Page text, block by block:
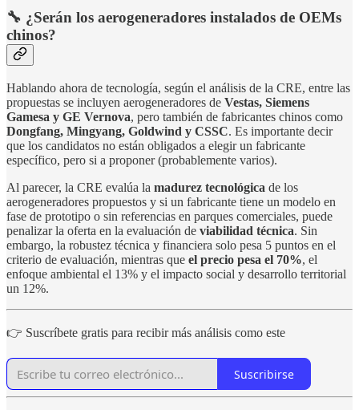
🔧 ¿Serán los aerogeneradores instalados de OEMs
chinos?
Hablando ahora de tecnología, según el análisis de la CRE, entre las
propuestas se incluyen aerogeneradores de Vestas, Siemens
Gamesa y GE Vernova, pero también de fabricantes chinos como
Dongfang, Mingyang, Goldwind y CSSC. Es importante decir
que los candidatos no están obligados a elegir un fabricante
específico, pero si a proponer (probablemente varios).
Al parecer, la CRE evalúa la madurez tecnológica de los
aerogeneradores propuestos y si un fabricante tiene un modelo en
fase de prototipo o sin referencias en parques comerciales, puede
penalizar la oferta en la evaluación de viabilidad técnica. Sin
embargo, la robustez técnica y financiera solo pesa 5 puntos en el
criterio de evaluación, mientras que el precio pesa el 70%, el
enfoque ambiental el 13% y el impacto social y desarrollo territorial
un 12%.
👉 Suscríbete gratis para recibir más análisis como este
Suscribirse